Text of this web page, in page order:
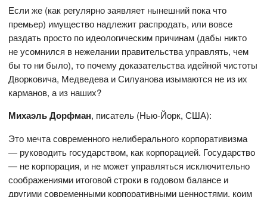
Если же (как регулярно заявляет нынешний пока что
премьер) имущество надлежит распродать, или вовсе
раздать просто по идеологическим причинам (дабы никто
не усомнился в нежелании правительства управлять, чем
бы то ни было), то почему доказательства идейной чистоты
Дворковича, Медведева и Силуанова изымаются не из их
карманов, а из наших?
Михаэль Дорфман, писатель (Нью-Йорк, США):
Это мечта современного нелиберального корпоративизма
— руководить государством, как корпорацией. Государство
— не корпорация, и не может управляться исключительно
соображениями итоговой строки в годовом балансе и
другими современными корпоративными ценностями, коим